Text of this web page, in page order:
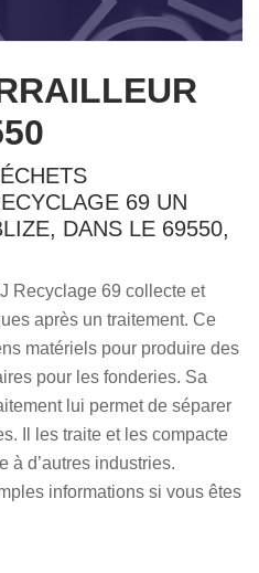
69 UN
DANS LE 69550,
Recyclage 69 collecte et
après un traitement. Ce
matériels pour produire des
pour les fonderies. Sa
lui permet de séparer
Il les traite et les compacte
à d’autres industries.
informations si vous êtes